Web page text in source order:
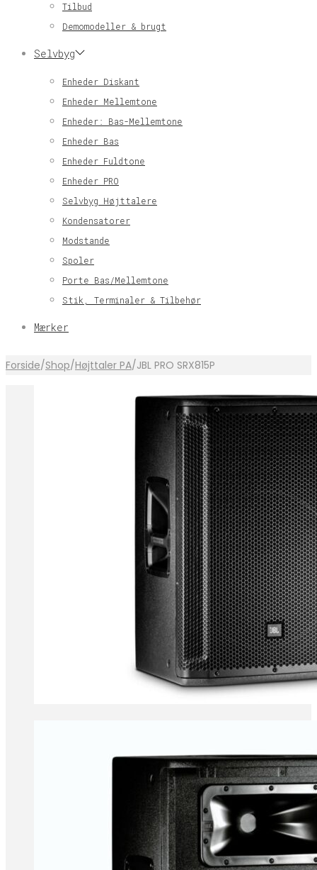
Tilbud
Demomodeller & brugt
Selvbyg
Enheder Diskant
Enheder Mellemtone
Enheder: Bas-Mellemtone
Enheder Bas
Enheder Fuldtone
Enheder PRO
Selvbyg Højttalere
Kondensatorer
Modstande
Spoler
Porte Bas/Mellemtone
Stik, Terminaler & Tilbehør
Mærker
Forside/Shop/Højttaler PA/JBL PRO SRX815P